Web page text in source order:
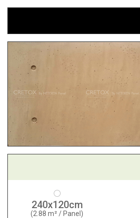
240x120cm
(2.88 m² / Panel)